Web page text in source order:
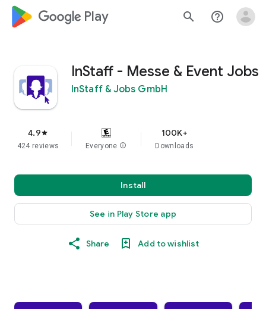
google_logo Play search help_outline
InStaff - Messe & Event Jobs
InStaff & Jobs GmbH
4.9star
424 reviews Everyone info
100K+
Downloads
Install
See in Play Store app
Share Add to wishlist